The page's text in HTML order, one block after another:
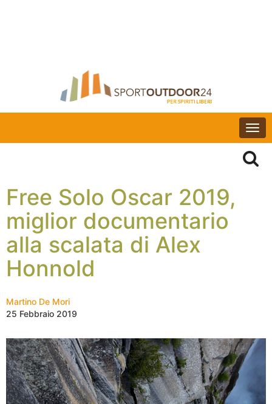
Free Solo Oscar 2019,
miglior documentario
alla scalata di Alex
Honnold
Martino De Mori
25 Febbraio 2019